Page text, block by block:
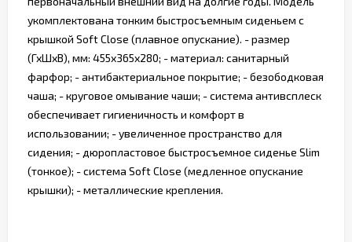
укомплектована тонким быстросъемным сиденьем с
крышкой Soft Close (плавное опускание). - размер
(ГхШхВ), мм: 455х365х280; - материал: санитарный
фарфор; - антибактериальное покрытие; - безободковая
чаша; - круговое омывание чаши; - система антивсплеск
обеспечивает гигиеничность и комфорт в
использовании; - увеличенное пространство для
сидения; - дюропластовое быстросъемное сиденье Slim
(тонкое); - система Soft Close (медленное опускание
крышки); - металлические крепления.